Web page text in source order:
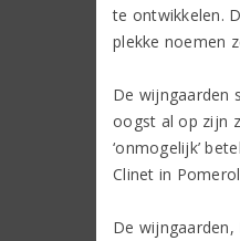
te ontwikkelen.
plekke noemen
De wijngaarden
oogst al op zijn
‘onmogelijk’
Clinet in
De